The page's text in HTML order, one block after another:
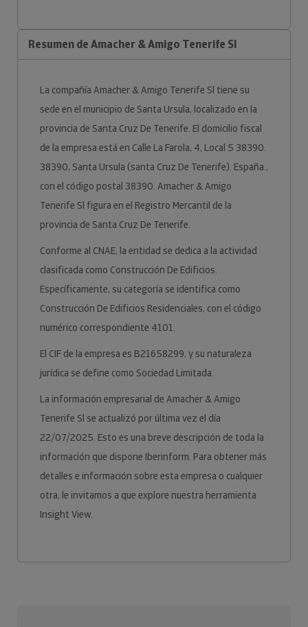
Resumen de Amacher & Amigo Tenerife Sl
La compañía Amacher & Amigo Tenerife Sl tiene su
sede en el municipio de Santa Ursula, localizado en la
provincia de Santa Cruz De Tenerife. El domicilio fiscal
de la empresa está en Calle La Farola, 4, Local 5 38390.
38390, Santa Ursula (santa Cruz De Tenerife). España.,
con el código postal 38390. Amacher & Amigo
Tenerife Sl figura en el Registro Mercantil de la
provincia de Santa Cruz De Tenerife.
Conforme al CNAE, la entidad se dedica a la actividad
clasificada como Construcción De Edificios.
Específicamente, su categoría se identifica como
Construcción De Edificios Residenciales, con el código
numérico correspondiente 4101.
El CIF de la empresa es B21658299, y su naturaleza
jurídica se define como Sociedad Limitada.
La información empresarial de Amacher & Amigo
Tenerife Sl se actualizó por última vez el día
22/07/2025. Esto es una breve descripción de toda la
información que dispone Iberinform. Para obtener más
detalles e información sobre esta empresa o cualquier
otra, le invitamos a que explore nuestra herramienta
Insight View.